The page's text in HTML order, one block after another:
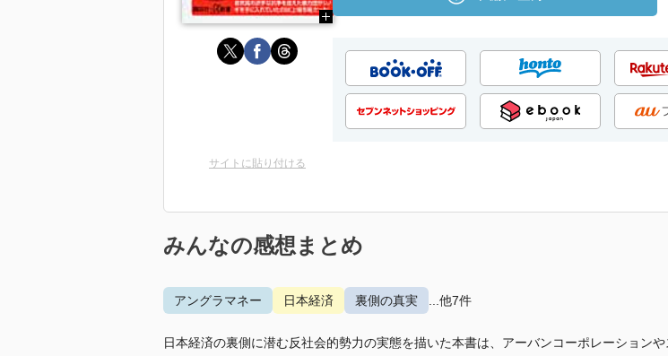
サイトに貼り付ける
みんなの感想まとめ
アングラマネー 日本経済 裏側の真実 ...他7件
日本経済の裏側に潜む反社会的勢力の実態を描いた本書は、アーバンコーポレーション